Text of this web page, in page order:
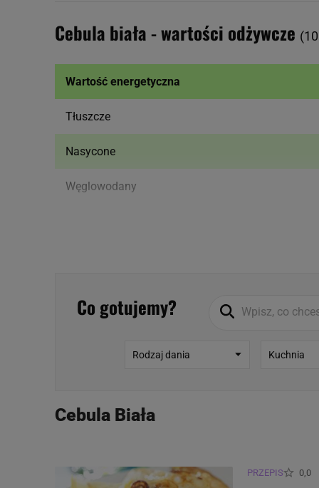
Cebula biała - wartości odżywcze
Wartość energetyczna
Tłuszcze
Nasycone
Węglowodany
Cholesterol
Co gotujemy?
Rodzaj dania Kuchnia
Cebula Biała
PRZEPIS 0,0